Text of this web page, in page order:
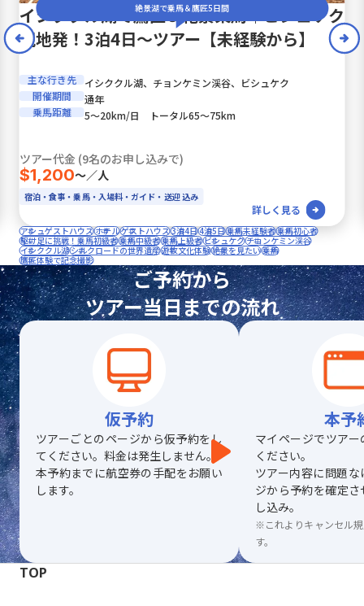
絶景湖で乗馬＆鷹匠5日間
イシククル湖で鷹匠＆絶景乗馬｜ビシュケク
現地発！3泊4日〜ツアー【未経験から】
主な行き先
イシククル湖、チョンケミン渓谷、ビシュケク
開催期間
通年
乗馬距離
5〜20km/日 トータル65〜75km
ツアー代金 (9名のお申し込みで)
$1,200〜／人
宿泊・食事・乗馬・入場料・ガイド・送迎 込み
詳しく見る
アシュゲストハウスホテルゲストハウス3泊4日4泊5日乗馬未経験者乗馬初心者
駆け足に挑戦！乗馬初級者乗馬中級者乗馬上級者ビシュケクチョンケミン渓谷
イシククル湖シルクロードの世界遺産遊牧文化体験絶景を見たい乗馬
鷹匠体験で記念撮影
ご予約から
ツアー当日までの流れ
仮予約
ツアーごとのページから仮予約をし
てください。料金は発生しません。
本予約までに航空券の手配をお願い
します。
本予
マイページでツア
ください。
ツアー内容に問題
ジから予約を確定
し込み。
※これよりキャンセル
す。
TOP